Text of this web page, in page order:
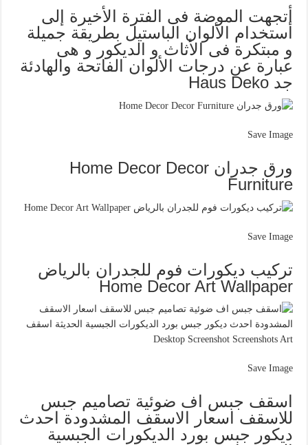
أتجهت الموضة فى الفترة الأخيرة إلى
أستخدام الألوان الباستيل بطريقة جميلة
و مبتكرة فى الأثاث و الديكور و هى
عبارة عن درجات الألوان الفاتحة والهادئة
جد Haus Deko
Save Image
ورق جدران Home Decor Decor
Furniture
Save Image
تركيب ديكورات فوم للجدران بالرياض
Home Decor Art Wallpaper
Save Image
اسقف جبس اف ضوئية تصاميم جبس
للاسقف اسعار الاسقف المشدودة احدث
ديكور جبس بورد الديكورات الجبسية